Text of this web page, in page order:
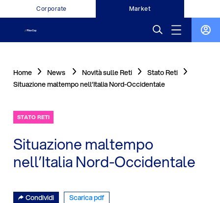
Corporate Market
Home News Novità sulle Reti
Stato Reti
Situazione maltempo nell’Italia Nord-Occidentale
STATO RETI
Situazione maltempo
nell’Italia Nord-Occidentale
Condividi Scarica pdf